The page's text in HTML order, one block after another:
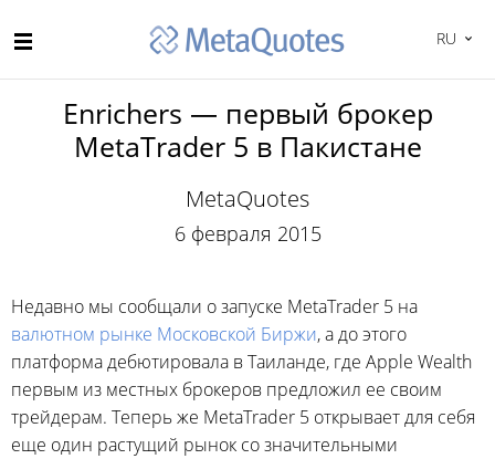
RU
Enrichers — первый брокер
MetaTrader 5 в Пакистане
MetaQuotes
6 февраля 2015
Недавно мы сообщали о запуске MetaTrader 5 на
валютном рынке Московской Биржи, а до этого
платформа дебютировала в Таиланде, где Apple Wealth
первым из местных брокеров предложил ее своим
трейдерам. Теперь же MetaTrader 5 открывает для себя
еще один растущий рынок со значительными